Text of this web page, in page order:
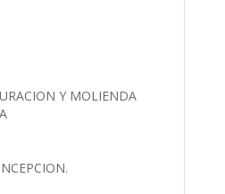
Y MOLIENDA